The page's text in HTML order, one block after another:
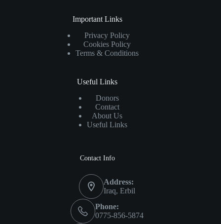
Important Links
Privacy Policy
Cookies Policy
Terms & Conditions
Useful Links
Donors
Contact
About Us
Useful Links
Contact Info
Address:
Iraq, Erbil
Phone:
0775-856-5874